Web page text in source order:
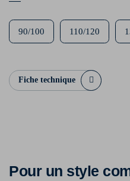
90/100 110/120
Fiche technique
Pour un style